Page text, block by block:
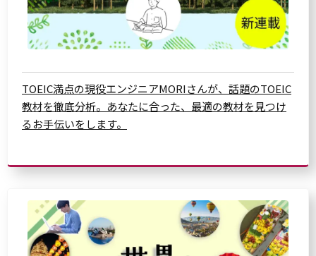
TOEIC満点の現役エンジニアMORIさんが、話題のTOEIC
教材を徹底分析。あなたに合った、最適の教材を見つけ
るお手伝いをします。